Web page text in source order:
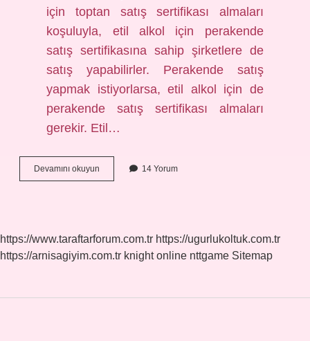
için toptan satış sertifikası almaları
koşuluyla, etil alkol için perakende
satış sertifikasına sahip şirketlere de
satış yapabilirler. Perakende satış
yapmak istiyorlarsa, etil alkol için de
perakende satış sertifikası almaları
gerekir. Etil…
Devamını okuyun
Alkol
14 Yorum
https://www.taraftarforum.com.tr https://ugurlukoltuk.com.tr
https://arnisagiyim.com.tr knight online nttgame Sitemap